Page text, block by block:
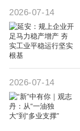
2026-07-14
2026-07-14